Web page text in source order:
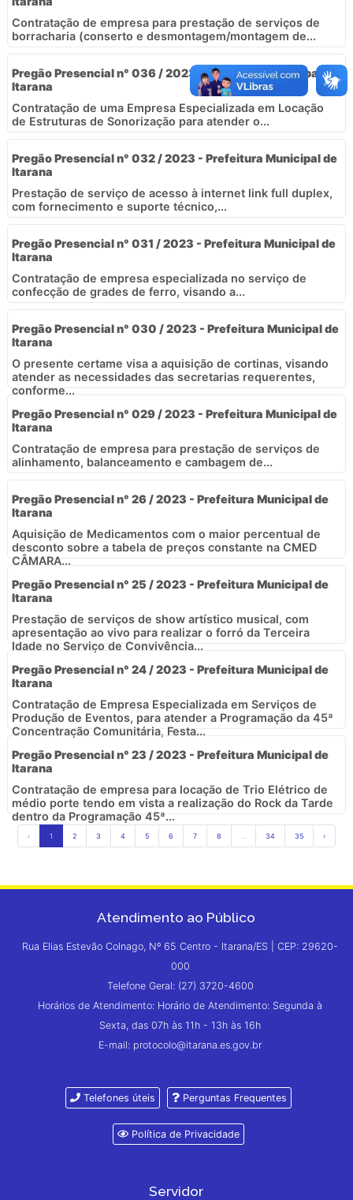
Contratação de empresa para prestação de serviços de
borracharia (conserto e desmontagem/montagem de...
Pregão Presencial n° 036 / 2023 - Prefeitura Municipal de
Itarana
Contratação de uma Empresa Especializada em Locação
de Estruturas de Sonorização para atender o...
Pregão Presencial n° 032 / 2023 - Prefeitura Municipal de
Itarana
Prestação de serviço de acesso à internet link full duplex,
com fornecimento e suporte técnico,...
Pregão Presencial n° 031 / 2023 - Prefeitura Municipal de
Itarana
Contratação de empresa especializada no serviço de
confecção de grades de ferro, visando a...
Pregão Presencial n° 030 / 2023 - Prefeitura Municipal de
Itarana
O presente certame visa a aquisição de cortinas, visando
atender as necessidades das secretarias requerentes,
conforme...
Pregão Presencial n° 029 / 2023 - Prefeitura Municipal de
Itarana
Contratação de empresa para prestação de serviços de
alinhamento, balanceamento e cambagem de...
Pregão Presencial n° 26 / 2023 - Prefeitura Municipal de
Itarana
Aquisição de Medicamentos com o maior percentual de
desconto sobre a tabela de preços constante na CMED 
CÂMARA...
Pregão Presencial n° 25 / 2023 - Prefeitura Municipal de
Itarana
Prestação de serviços de show artístico musical, com
apresentação ao vivo para realizar o forró da Terceira
Idade no Serviço de Convivência...
Pregão Presencial n° 24 / 2023 - Prefeitura Municipal de
Itarana
Contratação de Empresa Especializada em Serviços de
Produção de Eventos, para atender a Programação da 45ª
Concentração Comunitária, Festa...
Pregão Presencial n° 23 / 2023 - Prefeitura Municipal de
Itarana
Contratação de empresa para locação de Trio Elétrico de
médio porte tendo em vista a realização do Rock da Tarde
dentro da Programação 45ª...
‹ 1 2 3 4 5 6 7 8 34 35 ›
Atendimento ao Público
Rua Elias Estevão Colnago, Nº 65 Centro - Itarana/ES | CEP: 29620-
000
Telefone Geral: (27) 3720-4600
Horários de Atendimento: Horário de Atendimento: Segunda à
Sexta, das 07h às 11h - 13h às 16h
E-mail: protocolo@itarana.es.gov.br
Telefones úteis Perguntas Frequentes
Política de Privacidade
Servidor